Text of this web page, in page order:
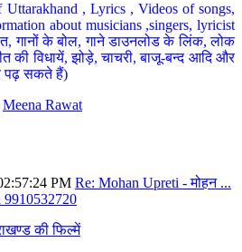
, Lyrics , Videos of songs,
about musicians ,singers, lyricist
गानों के बोल, गाने डाउनलोड के लिंक, लोक
की विधायें, झोड़े, चाचरी, बाजू-बन्द आदि और
पढ़ सकते हैं)
Meena Rawat
PM Re: Mohan Upreti - मोहन ...
9910532720
की फिल्में